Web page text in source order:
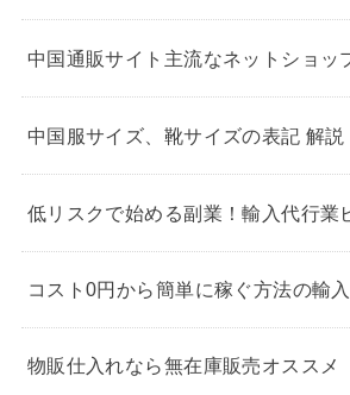
中国通販サイト主流なネットショッ
中国服サイズ、靴サイズの表記 解説
低リスクで始める副業！輸入代行業
コスト0円から簡単に稼ぐ方法の輸
物販仕入れなら無在庫販売オススメ